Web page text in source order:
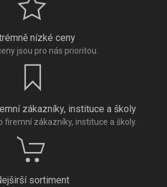
nízké ceny
jsou pro nás prioritou.
zákazníky, instituce a školy
firemní zákazníky, instituce a školy.
sortiment